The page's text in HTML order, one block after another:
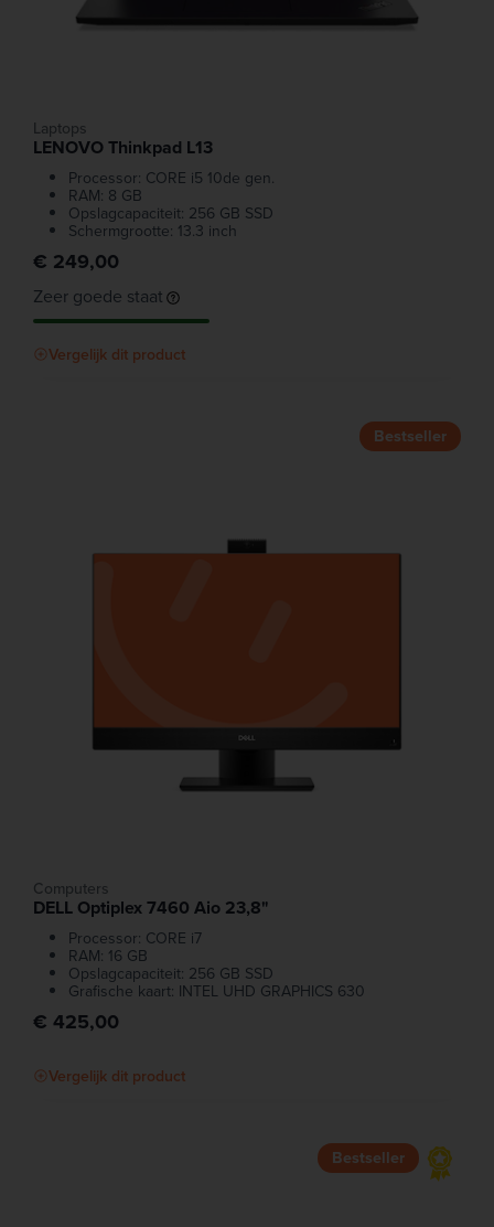
Laptops
LENOVO Thinkpad L13
Processor: CORE i5 10de gen.
RAM: 8 GB
Opslagcapaciteit: 256 GB SSD
Schermgrootte: 13.3 inch
€ 249,00
Zeer goede staat
Vergelijk dit product
Bestseller
Computers
DELL Optiplex 7460 Aio 23,8"
Processor: CORE i7
RAM: 16 GB
Opslagcapaciteit: 256 GB SSD
Grafische kaart: INTEL UHD GRAPHICS 630
€ 425,00
Vergelijk dit product
Bestseller